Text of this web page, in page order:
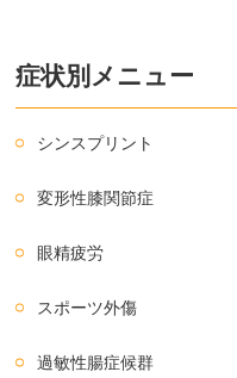
症状別メニュー
シンスプリント
変形性膝関節症
眼精疲労
スポーツ外傷
過敏性腸症候群